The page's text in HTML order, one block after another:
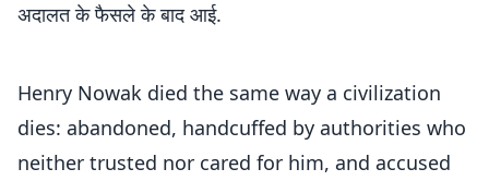
अदालत के फैसले के बाद आई.
Henry Nowak died the same way a civilization
dies: abandoned, handcuffed by authorities who
neither trusted nor cared for him, and accused